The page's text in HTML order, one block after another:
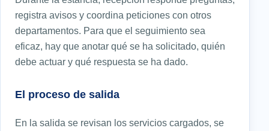
registra avisos y coordina peticiones con otros
departamentos. Para que el seguimiento sea
eficaz, hay que anotar qué se ha solicitado, quién
debe actuar y qué respuesta se ha dado.
El proceso de salida
En la salida se revisan los servicios cargados, se